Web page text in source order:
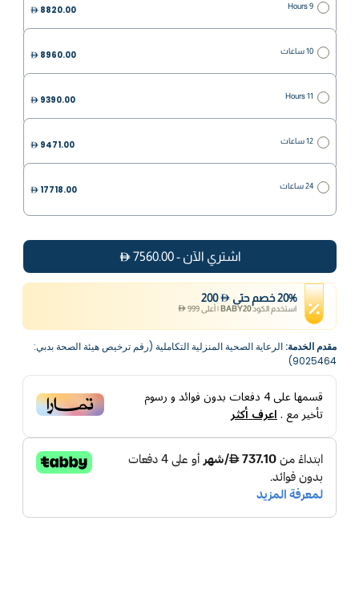
9 Hours
8820.00
10 ساعات 8960.00
11 Hours
9390.00
12 ساعات 9471.00
24 ساعات 17718.00
اشتري الآن -
7560.00
20% خصم حتى 200
استخدم الكودBABY20
|أعلى 999
مقدم الخدمة: الرعاية الصحية المنزلية التكاملية (رقم ترخيص هيئة الصحة بدبي:
9025464)
قسمها على4 دفعات بدون فوائد و رسوم
تأخير مع.اعرف أكثر